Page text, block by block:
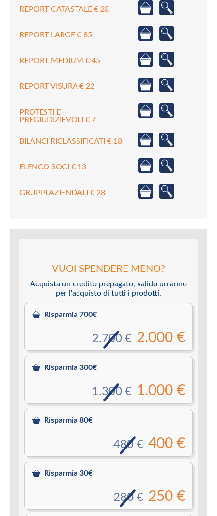
REPORT CATASTALE € 28
REPORT LARGE € 85
REPORT MEDIUM € 45
REPORT VISURA € 22
PROTESTI E
PREGIUDIZIEVOLI € 7
BILANCI RICLASSIFICATI € 18
ELENCO SOCI € 13
GRUPPI AZIENDALI € 28
VUOI SPENDERE MENO?
Acquista un credito prepagato, valido un anno
per l'acquisto di tutti i prodotti.
Risparmia 700€
2.000 €
2.700 €
Risparmia 300€
1.000 €
1.300 €
Risparmia 80€
400 €
480 €
Risparmia 30€
250 €
280 €